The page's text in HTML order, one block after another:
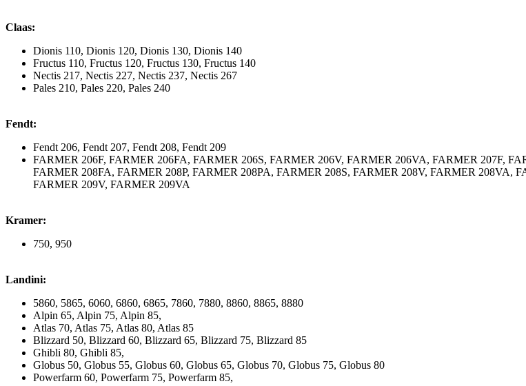
Claas:
Dionis 110, Dionis 120, Dionis 130, Dionis 140
Fructus 110, Fructus 120, Fructus 130, Fructus 140
Nectis 217, Nectis 227, Nectis 237, Nectis 267
Pales 210, Pales 220, Pales 240
Fendt:
Fendt 206, Fendt 207, Fendt 208, Fendt 209
FARMER 206F, FARMER 206FA, FARMER 206S, FARMER 206V, FARMER 206VA, FARMER 207F,
FARMER 208FA, FARMER 208P, FARMER 208PA, FARMER 208S, FARMER 208V, FARMER 208VA,
FARMER 209V, FARMER 209VA
Kramer:
750, 950
Landini:
5860, 5865, 6060, 6860, 6865, 7860, 7880, 8860, 8865, 8880
Alpin 65, Alpin 75, Alpin 85,
Atlas 70, Atlas 75, Atlas 80, Atlas 85
Blizzard 50, Blizzard 60, Blizzard 65, Blizzard 75, Blizzard 85
Ghibli 80, Ghibli 85,
Globus 50, Globus 55, Globus 60, Globus 65, Globus 70, Globus 75, Globus 80
Powerfarm 60, Powerfarm 75, Powerfarm 85,